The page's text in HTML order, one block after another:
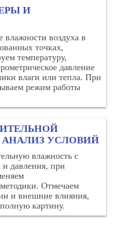
И
воздуха в
точках,
температуру,
давление
влаги или тепла. При
режим работы
УСЛОВИЙ
влажность с
и давления, при
Отмечаем
и внешние влияния,
картину.